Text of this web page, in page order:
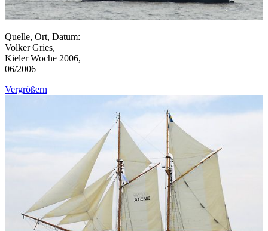
Quelle, Ort, Datum:
Volker Gries,
Kieler Woche 2006,
06/2006
Vergrößern